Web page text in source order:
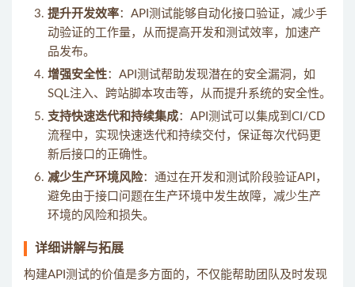
提升开发效率：API测试能够自动化接口验证，减少手
动验证的工作量，从而提高开发和测试效率，加速产
品发布。
增强安全性：API测试帮助发现潜在的安全漏洞，如
SQL注入、跨站脚本攻击等，从而提升系统的安全性。
支持快速迭代和持续集成：API测试可以集成到CI/CD
流程中，实现快速迭代和持续交付，保证每次代码更
新后接口的正确性。
减少生产环境风险：通过在开发和测试阶段验证API，
避免由于接口问题在生产环境中发生故障，减少生产
环境的风险和损失。
详细讲解与拓展
构建API测试的价值是多方面的，不仅能帮助团队及时发现